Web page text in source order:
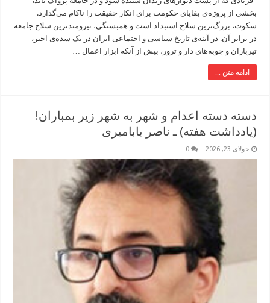
بخشی از پروژه‌ی بقایای حکومت برای انکار حقیقت را ناکام می‌گذارد.
سکوت، بزرگ‌ترین سلاح استبداد است و همبستگی، نیرومندترین سلاح جامعه
در برابر آن. در آینه‌ی تاریخ سیاسی و اجتماعی ایران در یک سده‌ی اخیر،
تیرباران و چوبه‌های دار و ترور، بیش از آنکه ابزار اعمال …
ادامه متن ...
دسته دسته اعدام و شهر به شهر زیر بمباران!
(یادداشت هفته) ـ ناصر بابامیری
جولای 23, 2026 0